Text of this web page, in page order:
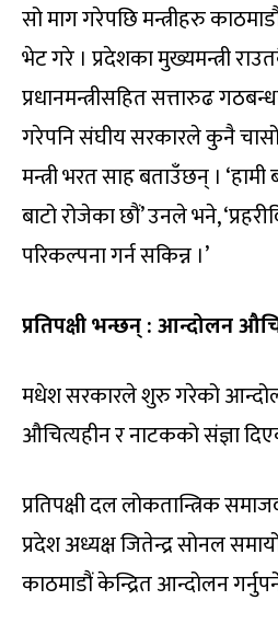
सो माग गरेपछि मन्त्रीहरु
भेट गरे । प्रदेशका मुख्यमन्त्री
प्रधानमन्त्रीसहित सत्तारुढ
गरेपनि संघीय सरकारले कुनै
मन्त्री भरत साह बताउँछन् ।
बाटो रोजेका छौं’ उनले भने,
परिकल्पना गर्न सकिन्न ।’
प्रतिपक्षी भन्छन् : आन्दोलन
मधेश सरकारले शुरु गरेको
औचित्यहीन र नाटकको संज्ञा
प्रतिपक्षी दल लोकतान्त्रिक
प्रदेश अध्यक्ष जितेन्द्र सोनल
काठमाडौं केन्द्रित आन्दोलन